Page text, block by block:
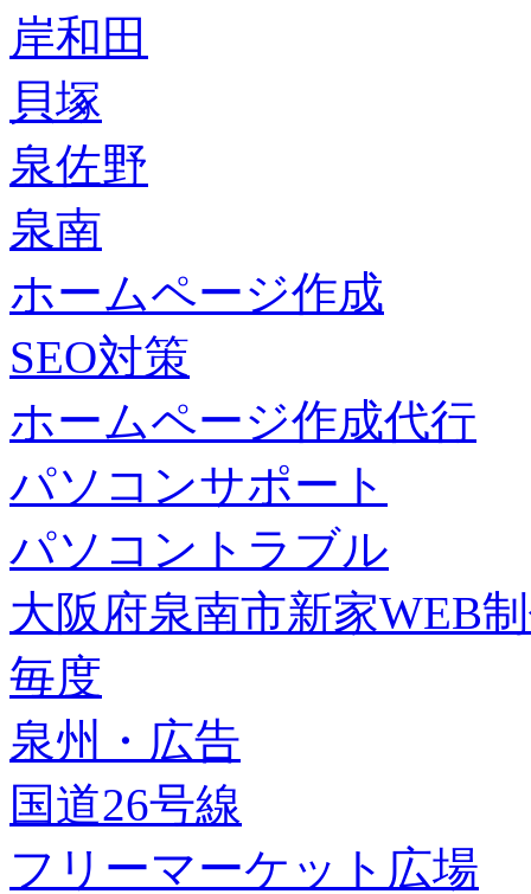
岸和田
貝塚
泉佐野
泉南
ホームページ作成
SEO対策
ホームページ作成代行
パソコンサポート
パソコントラブル
大阪府泉南市新家WEB
毎度
泉州・広告
国道26号線
フリーマーケット広場